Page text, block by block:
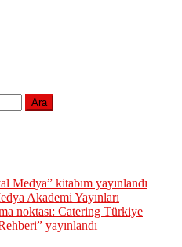
Medya” kitabım yayınlandı
Akademi Yayınları
noktası: Catering Türkiye
yayınlandı